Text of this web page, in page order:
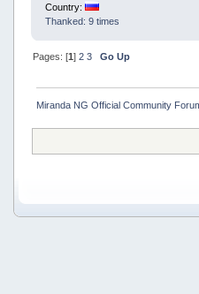
Country:
Thanked: 9 times
Pages: [1] 2 3 Go Up
Miranda NG Official Community